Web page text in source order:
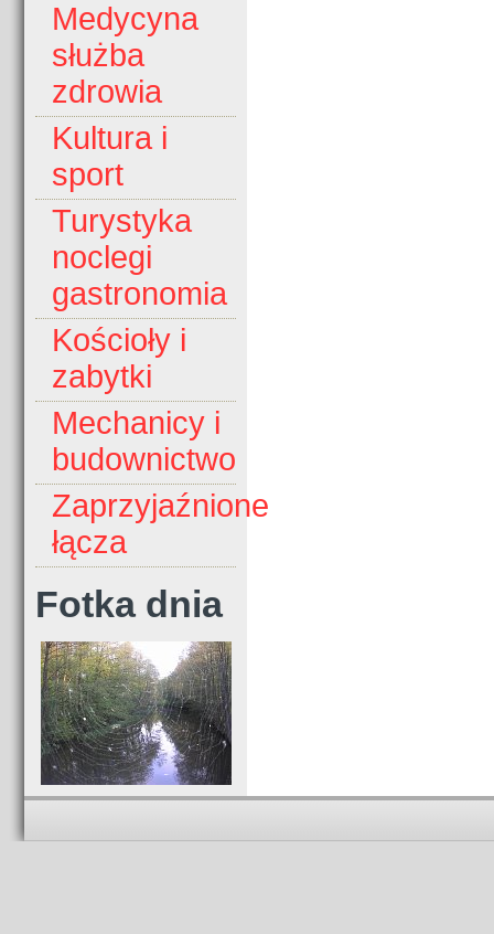
Medycyna
służba
zdrowia
Kultura i
sport
Turystyka
noclegi
gastronomia
Kościoły i
zabytki
Mechanicy i
budownictwo
Zaprzyjaźnione
łącza
Fotka dnia